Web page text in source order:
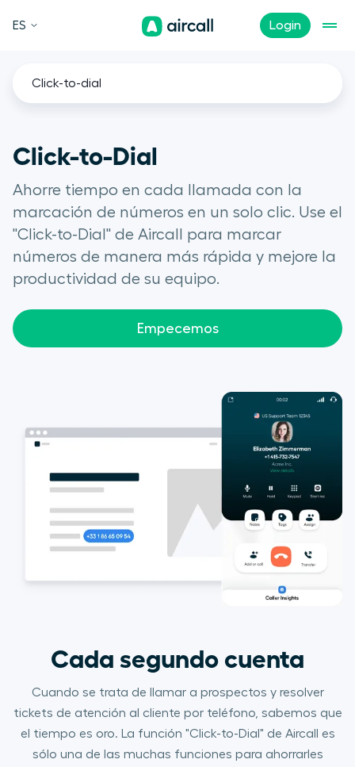
Login
ES
Click-to-dial
Click-to-Dial
Ahorre tiempo en cada llamada con la
marcación de números en un solo clic. Use el
"Click-to-Dial" de Aircall para marcar
números de manera más rápida y mejore la
productividad de su equipo.
Empecemos
Cada segundo cuenta
Cuando se trata de llamar a prospectos y resolver
tickets de atención al cliente por teléfono, sabemos que
el tiempo es oro. La función "Click-to-Dial" de Aircall es
sólo una de las muchas funciones para ahorrarles